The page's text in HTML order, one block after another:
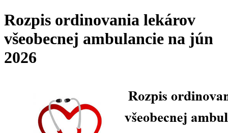
Rozpis ordinovania lekárov
všeobecnej ambulancie na jún
2026